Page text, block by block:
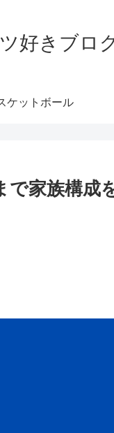
好きブロ
ケットボール
で家族構成